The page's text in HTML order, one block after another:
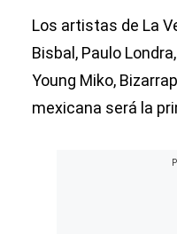
Los artistas de La
Bisbal, Paulo
Young Miko,
mexicana será la